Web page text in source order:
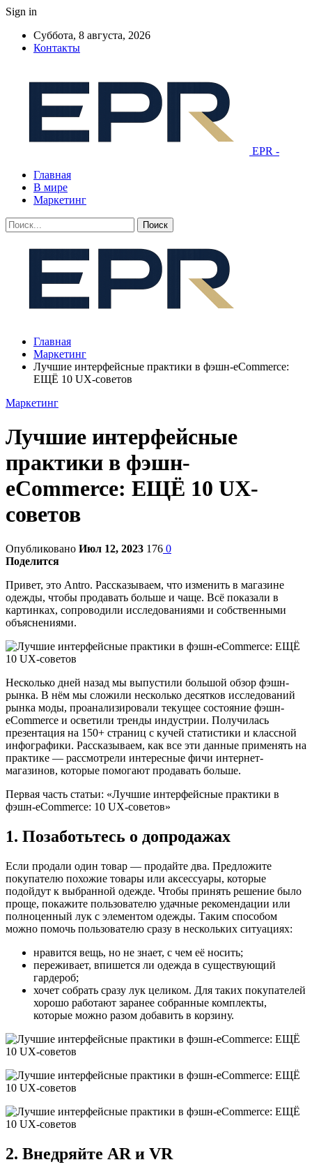
Sign in
Суббота, 8 августа, 2026
Контакты
EPR -
Главная
В мире
Маркетинг
Главная
Маркетинг
Лучшие интерфейсные практики в фэшн-eCommerce:
ЕЩЁ 10 UX-советов
Маркетинг
Лучшие интерфейсные
практики в фэшн-
eCommerce: ЕЩЁ 10 UX-
советов
Опубликовано Июл 12, 2023 176 0
Поделится
Привет, это Antro. Рассказываем, что изменить в магазине
одежды, чтобы продавать больше и чаще. Всё показали в
картинках, сопроводили исследованиями и собственными
объяснениями.
Несколько дней назад мы выпустили большой обзор фэшн-
рынка. В нём мы сложили несколько десятков исследований
рынка моды, проанализировали текущее состояние фэшн-
eCommerce и осветили тренды индустрии. Получилась
презентация на 150+ страниц с кучей статистики и классной
инфографики. Рассказываем, как все эти данные применять на
практике — рассмотрели интересные фичи интернет-
магазинов, которые помогают продавать больше.
Первая часть статьи: «Лучшие интерфейсные практики в
фэшн-eCommerce: 10 UX-советов»
1. Позаботьтесь о допродажах
Если продали один товар — продайте два. Предложите
покупателю похожие товары или аксессуары, которые
подойдут к выбранной одежде. Чтобы принять решение было
проще, покажите пользователю удачные рекомендации или
полноценный лук с элементом одежды. Таким способом
можно помочь пользователю сразу в нескольких ситуациях:
нравится вещь, но не знает, с чем её носить;
переживает, впишется ли одежда в существующий
гардероб;
хочет собрать сразу лук целиком. Для таких покупателей
хорошо работают заранее собранные комплекты,
которые можно разом добавить в корзину.
2. Внедряйте AR и VR